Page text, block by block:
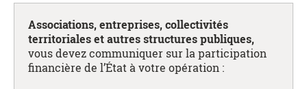
Associations, entreprises, collectivités
territoriales et autres structures publiques,
vous devez communiquer sur la participation
financière de l’État à votre opération :